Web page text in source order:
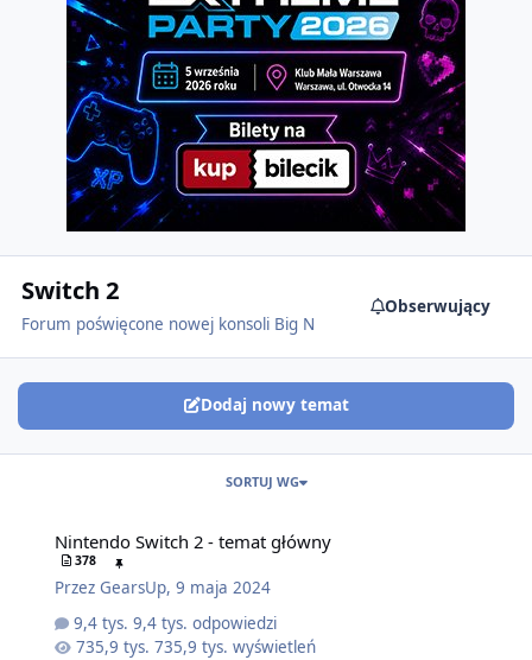
Switch 2
Forum poświęcone nowej konsoli Big N
Obserwujący
Dodaj nowy temat
SORTUJ WG
Nintendo Switch 2 - temat główny
378
Przez GearsUp, 9 maja 2024
9,4 tys. odpowiedzi
735,9 tys. wyświetleń